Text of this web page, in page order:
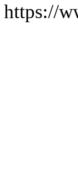
https://